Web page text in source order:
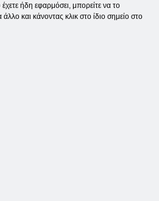
ήδη εφαρμόσει, μπορείτε να το
άλλο και κάνοντας κλικ στο ίδιο σημείο στο